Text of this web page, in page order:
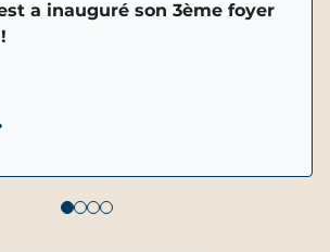
a inauguré son 3ème foyer